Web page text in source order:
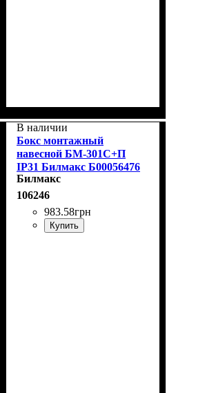
В наличии
Бокс монтажный
навесной БМ-301С+П
IP31 Билмакс Б00056476
Билмакс
106246
983.58грн
Купить